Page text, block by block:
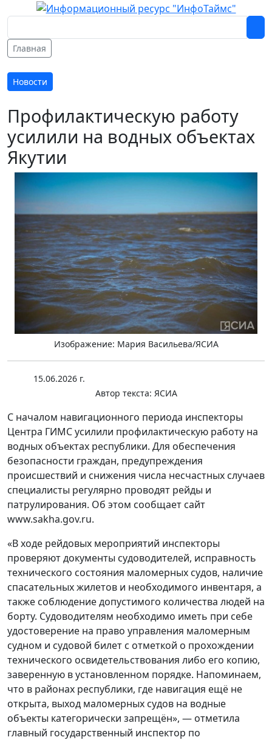
Главная
Новости
Профилактическую работу
усилили на водных объектах
Якутии
Изображение: Мария Васильева/ЯСИА
15.06.2026 г.
Автор текста: ЯСИА
С началом навигационного периода инспекторы
Центра ГИМС усилили профилактическую работу на
водных объектах республики. Для обеспечения
безопасности граждан, предупреждения
происшествий и снижения числа несчастных случаев
специалисты регулярно проводят рейды и
патрулирования. Об этом сообщает сайт
www.sakha.gov.ru.
«В ходе рейдовых мероприятий инспекторы
проверяют документы судоводителей, исправность
технического состояния маломерных судов, наличие
спасательных жилетов и необходимого инвентаря, а
также соблюдение допустимого количества людей на
борту. Судоводителям необходимо иметь при себе
удостоверение на право управления маломерным
судном и судовой билет с отметкой о прохождении
технического освидетельствования либо его копию,
заверенную в установленном порядке. Напоминаем,
что в районах республики, где навигация ещё не
открыта, выход маломерных судов на водные
объекты категорически запрещён», — отметила
главный государственный инспектор по